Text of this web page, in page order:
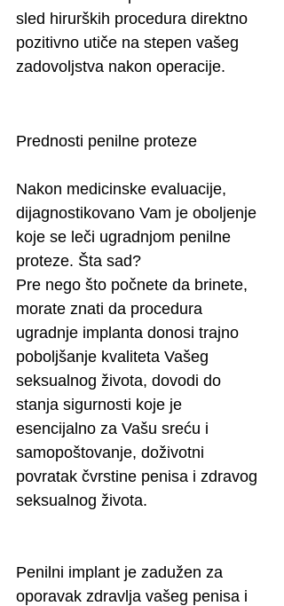
sled hirurških procedura direktno
pozitivno utiče na stepen vašeg
zadovoljstva nakon operacije.
Prednosti penilne proteze
Nakon medicinske evaluacije,
dijagnostikovano Vam je oboljenje
koje se leči ugradnjom penilne
proteze. Šta sad?
Pre nego što počnete da brinete,
morate znati da procedura
ugradnje implanta donosi trajno
poboljšanje kvaliteta Vašeg
seksualnog života, dovodi do
stanja sigurnosti koje je
esencijalno za Vašu sreću i
samopoštovanje, doživotni
povratak čvrstine penisa i zdravog
seksualnog života.
Penilni implant je zadužen za
oporavak zdravlja vašeg penisa i